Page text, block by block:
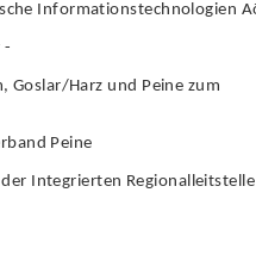
Informationstechnologien
-
Goslar/Harz und Peine zum
Peine
der Integrierten